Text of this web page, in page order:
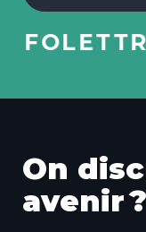
On
avenir ?